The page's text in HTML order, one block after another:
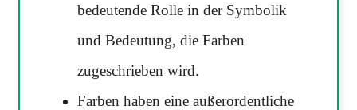
bedeutende Rolle in der Symbolik
und Bedeutung, die Farben
zugeschrieben wird.
Farben haben eine außerordentliche